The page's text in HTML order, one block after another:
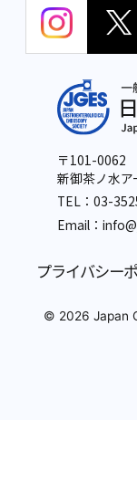
〒101-0062
新御茶ノ水ア
TEL：03-
Email：info
プライバシー
© 2026 Japan